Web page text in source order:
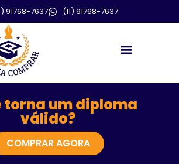
91768-7637 (11) 91768-7637
torna um diploma
válido?
COMPRAR AGORA